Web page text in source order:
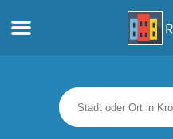
Apartments